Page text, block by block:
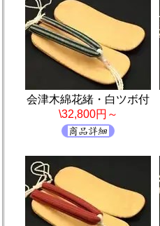
会津木綿花緒・白ツボ付
\32,800円～